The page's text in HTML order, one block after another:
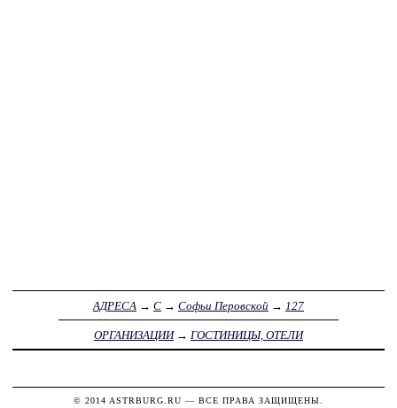
АДРЕСА → С → Софьи Перовской → 127
ОРГАНИЗАЦИИ→ ГОСТИНИЦЫ, ОТЕЛИ
© 2014 ASTRBURG.RU — ВСЕ ПРАВА ЗАЩИЩЕНЫ.